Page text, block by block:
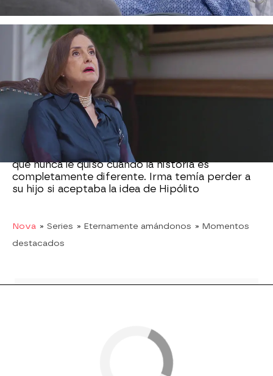
Martina tiene la respuesta.En una conversación
que tiene con Rogelio, Martina le cuenta lo que
realmente dice la carta. Hipólito, el marido de
Martina y también padre de Ignacio, tenía
intención de reconocer como suyo al hijo de
Irma y darle las mismas oportunidades que al
resto de los Iturbide. Sin embargo, Irma nunca lo
aceptó y mantuvo esa carta en secreto para
evitar que su hijo lo supiera. Ignacio ha crecido
todos estos años odiando a Hipólito al pensar
que nunca le quiso cuando la historia es
completamente diferente. Irma temía perder a
su hijo si aceptaba la idea de Hipólito
Nova » Series » Eternamente amándonos » Momentos
destacados